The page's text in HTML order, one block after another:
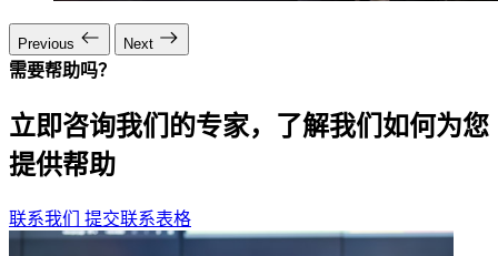
Previous Next
需要帮助吗？
立即咨询我们的专家，了解我们如何为您
提供帮助
联系我们 提交联系表格